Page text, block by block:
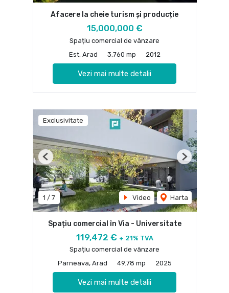
Afacere la cheie turism și producție
15,000,000 €
Spațiu comercial de vânzare
Est, Arad
3,760 mp 2012
Vezi mai multe detalii
Exclusivitate
1 / 7 Video Harta
Previous Next
Spațiu comercial în Via - Universitate
119,472 € + 21% TVA
Spațiu comercial de vânzare
Parneava, Arad
49.78 mp 2025
Vezi mai multe detalii